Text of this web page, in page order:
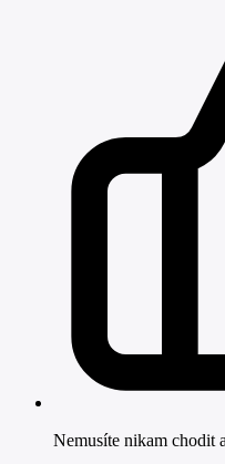
Nemusíte nikam chodit